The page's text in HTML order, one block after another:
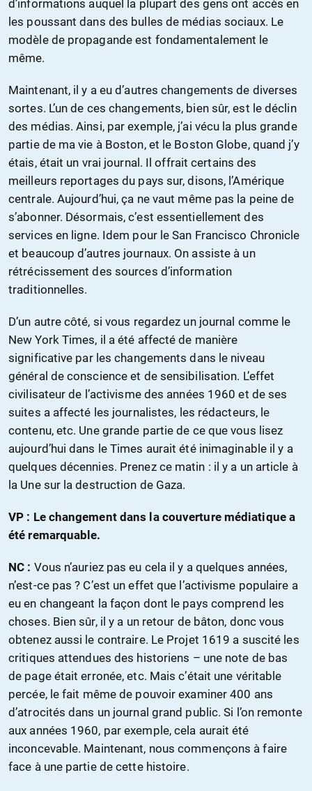
d’informations auquel la plupart des gens ont accès en
les poussant dans des bulles de médias sociaux. Le
modèle de propagande est fondamentalement le
même.
Maintenant, il y a eu d’autres changements de diverses
sortes. L’un de ces changements, bien sûr, est le déclin
des médias. Ainsi, par exemple, j’ai vécu la plus grande
partie de ma vie à Boston, et le Boston Globe, quand j’y
étais, était un vrai journal. Il offrait certains des
meilleurs reportages du pays sur, disons, l’Amérique
centrale. Aujourd’hui, ça ne vaut même pas la peine de
s’abonner. Désormais, c’est essentiellement des
services en ligne. Idem pour le San Francisco Chronicle
et beaucoup d’autres journaux. On assiste à un
rétrécissement des sources d’information
traditionnelles.
D’un autre côté, si vous regardez un journal comme le
New York Times, il a été affecté de manière
significative par les changements dans le niveau
général de conscience et de sensibilisation. L’effet
civilisateur de l’activisme des années 1960 et de ses
suites a affecté les journalistes, les rédacteurs, le
contenu, etc. Une grande partie de ce que vous lisez
aujourd’hui dans le Times aurait été inimaginable il y a
quelques décennies. Prenez ce matin : il y a un article à
la Une sur la destruction de Gaza.
VP : Le changement dans la couverture médiatique a
été remarquable.
NC : Vous n’auriez pas eu cela il y a quelques années,
n’est-ce pas ? C’est un effet que l’activisme populaire a
eu en changeant la façon dont le pays comprend les
choses. Bien sûr, il y a un retour de bâton, donc vous
obtenez aussi le contraire. Le Projet 1619 a suscité les
critiques attendues des historiens – une note de bas
de page était erronée, etc. Mais c’était une véritable
percée, le fait même de pouvoir examiner 400 ans
d’atrocités dans un journal grand public. Si l’on remonte
aux années 1960, par exemple, cela aurait été
inconcevable. Maintenant, nous commençons à faire
face à une partie de cette histoire.